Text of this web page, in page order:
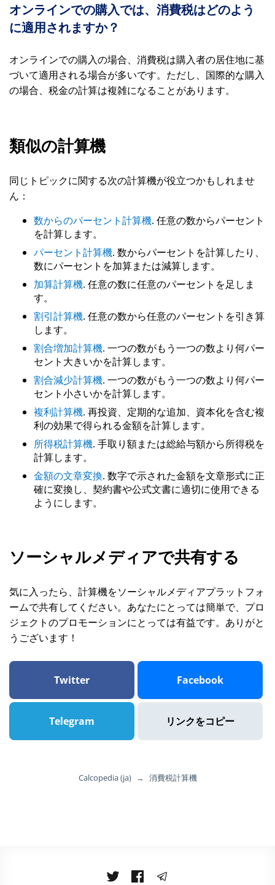
オンラインでの購入では、消費税はどのよう
に適用されますか？
オンラインでの購入の場合、消費税は購入者の居住地に基
づいて適用される場合が多いです。ただし、国際的な購入
の場合、税金の計算は複雑になることがあります。
類似の計算機
同じトピックに関する次の計算機が役立つかもしれませ
ん：
数からのパーセント計算機. 任意の数からパーセント
を計算します。
パーセント計算機. 数からパーセントを計算したり、
数にパーセントを加算または減算します。
加算計算機. 任意の数に任意のパーセントを足しま
す。
割引計算機. 任意の数から任意のパーセントを引き算
します。
割合増加計算機. 一つの数がもう一つの数より何パー
セント大きいかを計算します。
割合減少計算機. 一つの数がもう一つの数より何パー
セント小さいかを計算します。
複利計算機. 再投資、定期的な追加、資本化を含む複
利の効果で得られる金額を計算します。
所得税計算機. 手取り額または総給与額から所得税を
計算します。
金額の文章変換. 数字で示された金額を文章形式に正
確に変換し、契約書や公式文書に適切に使用できる
ようにします。
ソーシャルメディアで共有する
気に入ったら、計算機をソーシャルメディアプラットフォ
ームで共有してください。あなたにとっては簡単で、プロ
ジェクトのプロモーションにとっては有益です。ありがと
うございます！
Twitter Facebook
Telegram リンクをコピー
Calcopedia (ja) → 消費税計算機